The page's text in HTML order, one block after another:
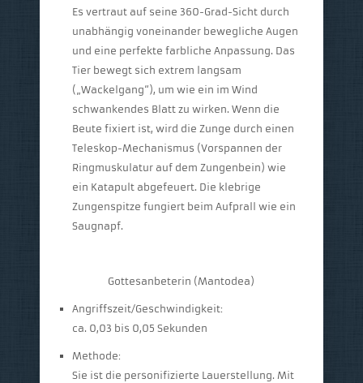
Es vertraut auf seine 360-Grad-Sicht durch
unabhängig voneinander bewegliche Augen
und eine perfekte farbliche Anpassung. Das
Tier bewegt sich extrem langsam
(„Wackelgang“), um wie ein im Wind
schwankendes Blatt zu wirken. Wenn die
Beute fixiert ist, wird die Zunge durch einen
Teleskop-Mechanismus (Vorspannen der
Ringmuskulatur auf dem Zungenbein) wie
ein Katapult abgefeuert. Die klebrige
Zungenspitze fungiert beim Aufprall wie ein
Saugnapf.
Gottesanbeterin (Mantodea)
Angriffszeit/Geschwindigkeit:
ca. 0,03 bis 0,05 Sekunden
Methode:
Sie ist die personifizierte Lauerstellung. Mit